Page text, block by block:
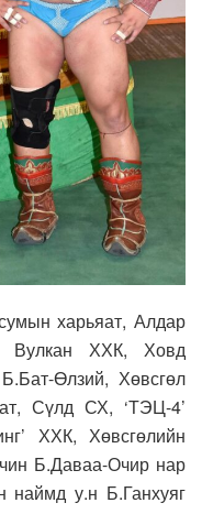
харьяат, Алдар
Вулкан ХХК, Ховд
Өлзий, Хөвсгөл
Сүлд СХ, ‘ТЭЦ-4’
ХХК, Хөвсгөлийн
Б.Даваа-Очир нар
наймд у.н Б.Ганхуяг